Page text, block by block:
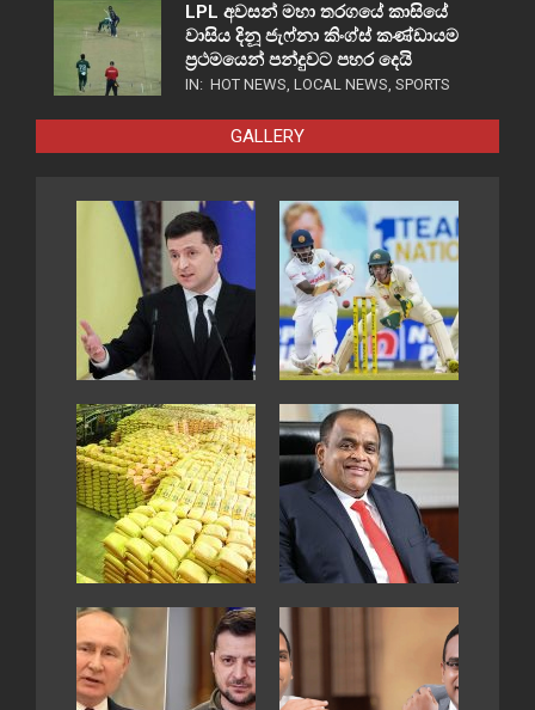
LPL අවසන් මහා තරගයේ කාසියේ
වාසිය දිනූ ජැෆ්නා කිංග්ස් කණ්ඩායම
ප්‍රථමයෙන් පන්දුවට පහර දෙයි
IN: HOT NEWS, LOCAL NEWS, SPORTS
GALLERY